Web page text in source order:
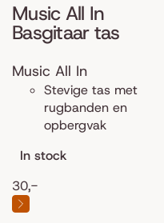
Music All In
Basgitaar tas
Music All In
Stevige tas met
rugbanden en
opbergvak
In stock
30,-